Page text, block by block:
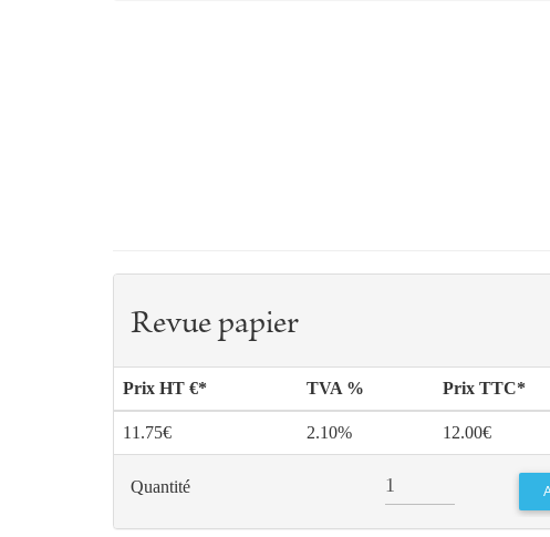
Revue papier
Prix HT €* TVA % Prix TTC*
11.75€ 2.10% 12.00€
Quantité